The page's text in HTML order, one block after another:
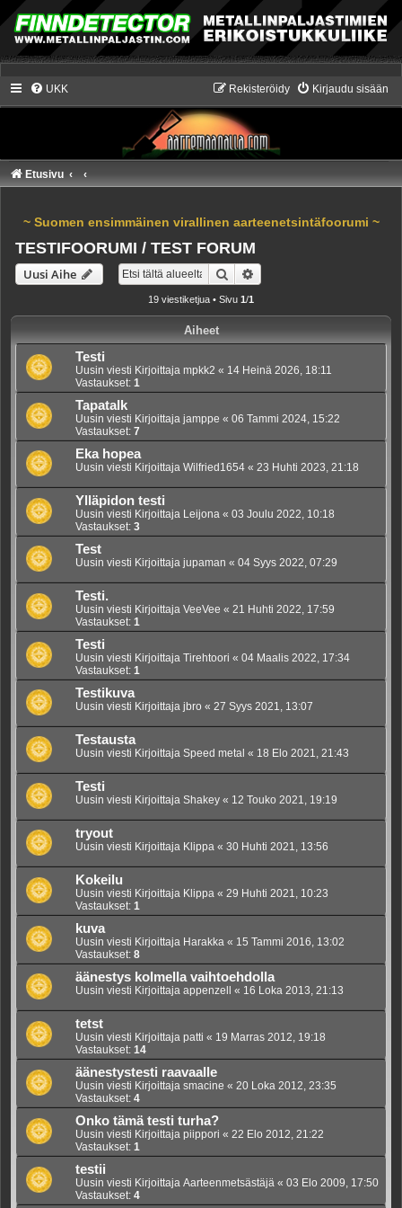
UKK Kirjaudu sisään
Rekisteröidy
Etusivu
~ Suomen ensimmäinen virallinen aarteenetsintäfoorumi ~
TESTIFOORUMI / TEST FORUM
Uusi Aihe Etsi
19 viestiketjua • Sivu 1/1
Aiheet
Testi
Uusin viesti Kirjoittaja mpkk2 « 14 Heinä 2026, 18:11
Vastaukset: 1
Tapatalk
Uusin viesti Kirjoittaja jamppe « 06 Tammi 2024, 15:22
Vastaukset: 7
Eka hopea
Uusin viesti Kirjoittaja Wilfried1654 « 23 Huhti 2023, 21:18
Ylläpidon testi
Uusin viesti Kirjoittaja Leijona « 03 Joulu 2022, 10:18
Vastaukset: 3
Test
Uusin viesti Kirjoittaja jupaman « 04 Syys 2022, 07:29
Testi.
Uusin viesti Kirjoittaja VeeVee « 21 Huhti 2022, 17:59
Vastaukset: 1
Testi
Uusin viesti Kirjoittaja Tirehtoori « 04 Maalis 2022, 17:34
Vastaukset: 1
Testikuva
Uusin viesti Kirjoittaja jbro « 27 Syys 2021, 13:07
Testausta
Uusin viesti Kirjoittaja Speed metal « 18 Elo 2021, 21:43
Testi
Uusin viesti Kirjoittaja Shakey « 12 Touko 2021, 19:19
tryout
Uusin viesti Kirjoittaja Klippa « 30 Huhti 2021, 13:56
Kokeilu
Uusin viesti Kirjoittaja Klippa « 29 Huhti 2021, 10:23
Vastaukset: 1
kuva
Uusin viesti Kirjoittaja Harakka « 15 Tammi 2016, 13:02
Vastaukset: 8
äänestys kolmella vaihtoehdolla
Uusin viesti Kirjoittaja appenzell « 16 Loka 2013, 21:13
tetst
Uusin viesti Kirjoittaja patti « 19 Marras 2012, 19:18
Vastaukset: 14
äänestystesti raavaalle
Uusin viesti Kirjoittaja smacine « 20 Loka 2012, 23:35
Vastaukset: 4
Onko tämä testi turha?
Uusin viesti Kirjoittaja piippori « 22 Elo 2012, 21:22
Vastaukset: 1
testii
Uusin viesti Kirjoittaja Aarteenmetsästäjä « 03 Elo 2009, 17:50
Vastaukset: 4